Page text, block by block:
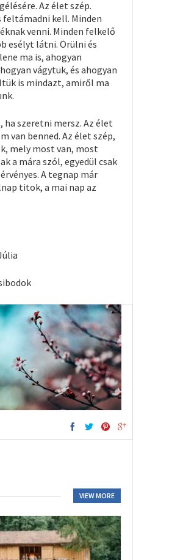
Az élet szép.
feltámadni kell. Minden
venni. Minden felkelő
esélyt látni. Örülni és
ma is, ahogyan
vágytuk, és ahogyan
is mindazt, amiről ma
ha szeretni mersz. Az élet
van benned. Az élet szép,
mely most van, most
a mára szól, egyedül csak
A tegnap már
titok, a mai nap az
VIEW MORE